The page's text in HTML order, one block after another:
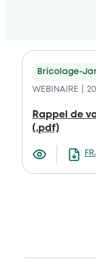
Bricolage-
WEBINAIRE
Rappel de
(.pdf)